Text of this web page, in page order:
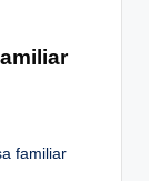
familiar